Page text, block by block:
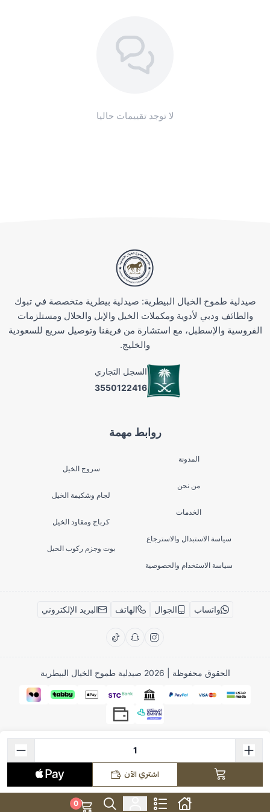
اشتري الآن
لا توجد تقييمات حاليا
روابط مهمة
المدونة
من نحن
الخدمات
سياسة الاستبدال والاسترجاع
سياسة الاستخدام والخصوصية
سروج الخيل
لجام وشكيمة الخيل
كرباج ومقاود الخيل
بوت وجزم ركوب الخيل
صيدلية طموح الخيال البيطرية: صيدلية بيطرية متخصصة في تبوك
والطائف ودبي لأدوية ومكملات الخيل والإبل والحلال ومستلزمات
الفروسية والإسطبل، مع استشارة من فريقنا وتوصيل سريع للسعودية
والخليج.
السجل التجاري
3550122416
واتساب الجوال الهاتف البريد الإلكتروني
الحقوق محفوظة | 2026 صيدلية طموح الخيال البيطرية
0